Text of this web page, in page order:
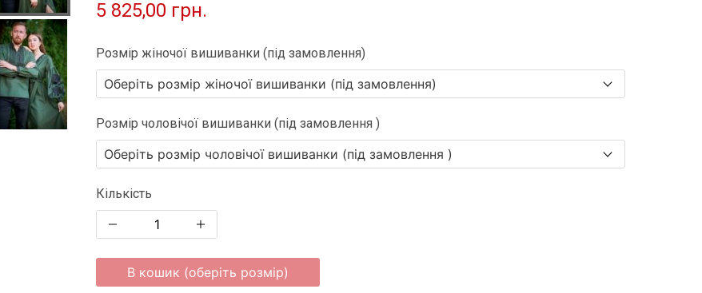
5 825,00 грн.
Розмір жіночої вишиванки (під замовлення)
Розмір чоловічої вишиванки (під замовлення )
Кількість
В кошик (оберіть розмір)